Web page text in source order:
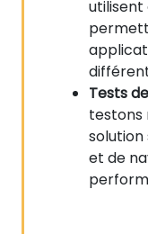
utilisent
Tests
testons
solution
et de